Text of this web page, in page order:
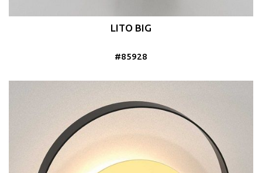
LITO BIG
#85928